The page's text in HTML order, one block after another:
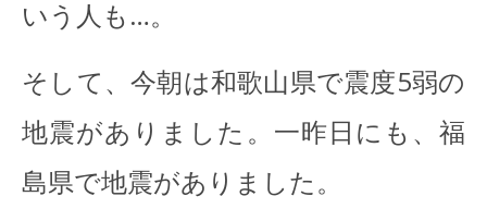
いう人も…。
そして、今朝は和歌山県で震度5弱の
地震がありました。一昨日にも、福
島県で地震がありました。